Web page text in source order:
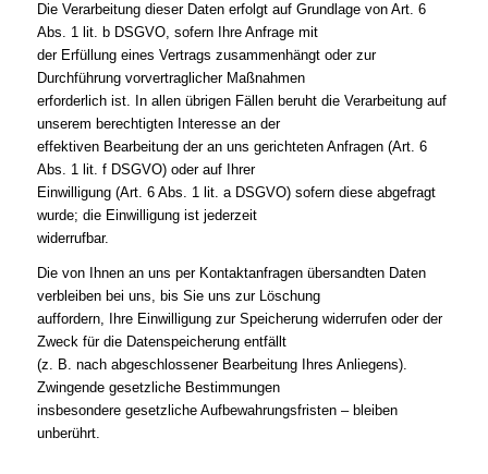
Die Verarbeitung dieser Daten erfolgt auf Grundlage von Art. 6
Abs. 1 lit. b DSGVO, sofern Ihre Anfrage mit
der Erfüllung eines Vertrags zusammenhängt oder zur
Durchführung vorvertraglicher Maßnahmen
erforderlich ist. In allen übrigen Fällen beruht die Verarbeitung auf
unserem berechtigten Interesse an der
effektiven Bearbeitung der an uns gerichteten Anfragen (Art. 6
Abs. 1 lit. f DSGVO) oder auf Ihrer
Einwilligung (Art. 6 Abs. 1 lit. a DSGVO) sofern diese abgefragt
wurde; die Einwilligung ist jederzeit
widerrufbar.
Die von Ihnen an uns per Kontaktanfragen übersandten Daten
verbleiben bei uns, bis Sie uns zur Löschung
auffordern, Ihre Einwilligung zur Speicherung widerrufen oder der
Zweck für die Datenspeicherung entfällt
(z. B. nach abgeschlossener Bearbeitung Ihres Anliegens).
Zwingende gesetzliche Bestimmungen
insbesondere gesetzliche Aufbewahrungsfristen – bleiben
unberührt.